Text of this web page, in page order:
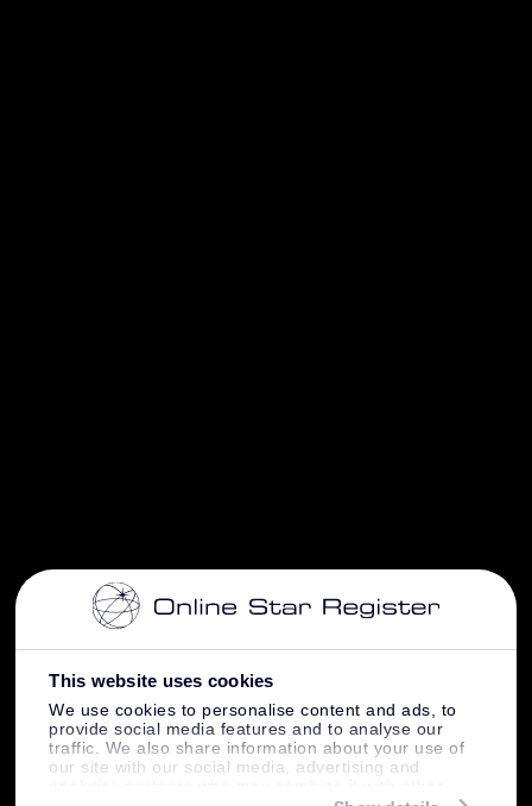
This website uses cookies
We use cookies to personalise content and ads, to
provide social media features and to analyse our
traffic. We also share information about your use of
our site with our social media, advertising and